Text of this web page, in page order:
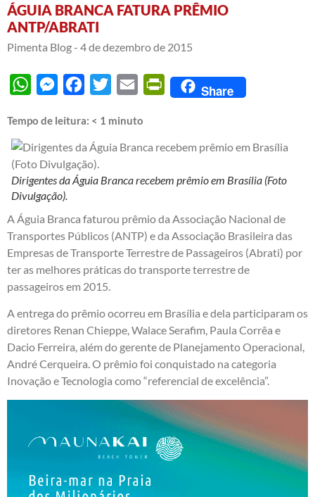
ÁGUIA BRANCA FATURA PRÊMIO
ANTP/ABRATI
Pimenta Blog - 4 de dezembro de 2015
WhatsAppMessengerFacebook
Twitter Email PrintFriendly
Share
Tempo de leitura: < 1 minuto
Dirigentes da Águia Branca recebem prêmio em Brasília (Foto
Divulgação).
A Águia Branca faturou prêmio da Associação Nacional de
Transportes Públicos (ANTP) e da Associação Brasileira das
Empresas de Transporte Terrestre de Passageiros (Abrati) por
ter as melhores práticas do transporte terrestre de
passageiros em 2015.
A entrega do prêmio ocorreu em Brasília e dela participaram os
diretores Renan Chieppe, Walace Serafim, Paula Corrêa e
Dacio Ferreira, além do gerente de Planejamento Operacional,
André Cerqueira. O prêmio foi conquistado na categoria
Inovação e Tecnologia como “referencial de excelência”.